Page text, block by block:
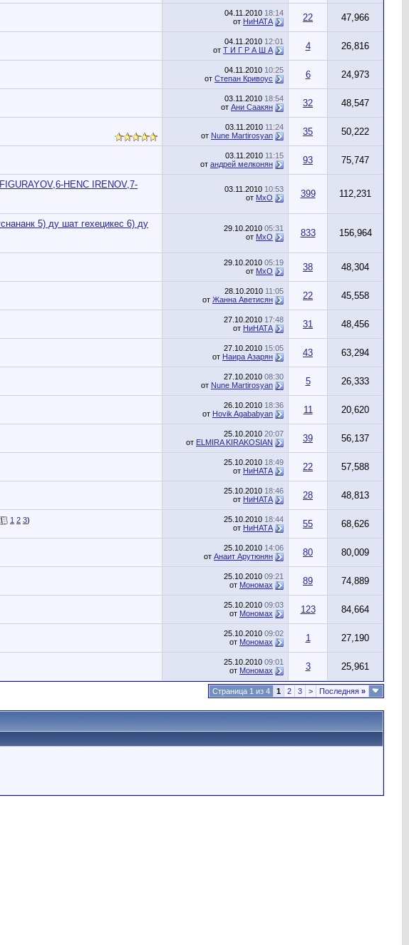
04.11.2010 18:14
от НиНАТА 22 47,966
04.11.2010 12:01
от Т И Г Р А Ш А 4 26,816
04.11.2010 10:25
от Cтепан Кривоус 6 24,973
03.11.2010 18:54
от Ани Саакян 32 48,547
03.11.2010 11:24
от Nune Martirosyan 35 50,222
03.11.2010 11:15
от андрей мелконян 93 75,747
HENC IRENOV,7-
03.11.2010 10:53
от MxO 399 112,231
5) ду шат гехецикес 6) ду
29.10.2010 05:31
от MxO 833 156,964
29.10.2010 05:19
от MxO 38 48,304
28.10.2010 11:05
от Жанна Аветисян 22 45,558
27.10.2010 17:48
от НиНАТА 31 48,456
27.10.2010 15:05
от Наира Азарян 43 63,294
27.10.2010 08:30
от Nune Martirosyan 5 26,333
26.10.2010 18:36
от Hovik Agababyan 11 20,620
25.10.2010 20:07
от ELMIRA KIRAKOSIAN 39 56,137
25.10.2010 18:49
от НиНАТА 22 57,588
25.10.2010 18:46
от НиНАТА 28 48,813
1 2 3)
25.10.2010 18:44
от НиНАТА 55 68,626
25.10.2010 14:06
от Анаит Арутюнян 80 80,009
25.10.2010 09:21
от Мономах 89 74,889
25.10.2010 09:03
от Мономах 123 84,664
25.10.2010 09:02
от Мономах 1 27,190
25.10.2010 09:01
от Мономах 3 25,961
Страница 1 из 4 1 2 3 > Последняя »